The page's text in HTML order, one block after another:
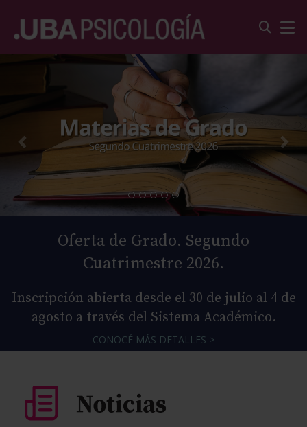
Oferta de Grado. Segundo
Cuatrimestre 2026.
Inscripción abierta desde el 30 de julio al 4 de
agosto a través del Sistema Académico.
CONOCÉ MÁS DETALLES >